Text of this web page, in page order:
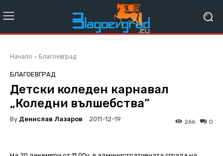
Начало Благоевград
БЛАГОЕВГРАД
Детски коледен карнавал
„Коледни вълшебства”
By Денислав Лазаров 2011-12-19 0
266